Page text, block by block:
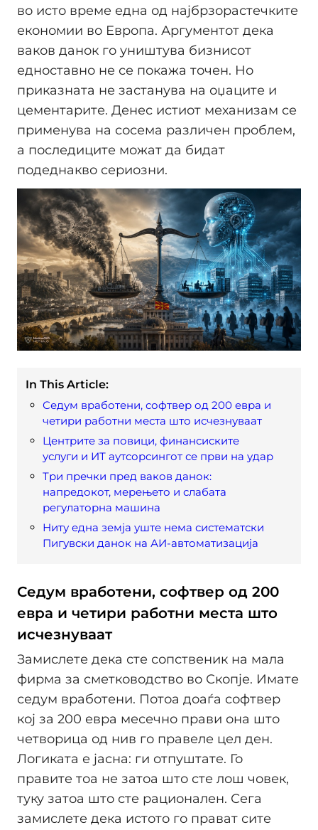
во исто време една од најбрзорастечките
економии во Европа. Аргументот дека
ваков данок го уништува бизнисот
едноставно не се покажа точен. Но
приказната не застанува на оџаците и
цементарите. Денес истиот механизам се
применува на сосема различен проблем,
а последиците можат да бидат
подеднакво сериозни.
In This Article:
Седум вработени, софтвер од 200 евра и
четири работни места што исчезнуваат
Центрите за повици, финансиските
услуги и ИТ аутсорсингот се први на удар
Три пречки пред ваков данок:
напредокот, мерењето и слабата
регулаторна машина
Ниту една земја уште нема систематски
Пигувски данок на АИ-автоматизација
Седум вработени, софтвер од 200
евра и четири работни места што
исчезнуваат
Замислете дека сте сопственик на мала
фирма за сметководство во Скопје. Имате
седум вработени. Потоа доаѓа софтвер
кој за 200 евра месечно прави она што
четворица од нив го правеле цел ден.
Логиката е јасна: ги отпуштате. Го
правите тоа не затоа што сте лош човек,
туку затоа што сте рационален. Сега
замислете дека истото го прават сите